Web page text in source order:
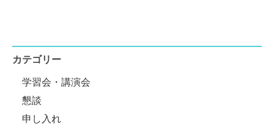
カテゴリー
学習会・講演会
懇談
申し入れ